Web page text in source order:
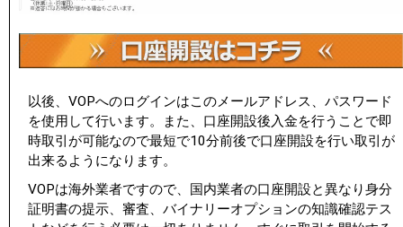
以後、VOPへのログインはこのメールアドレス、パスワード
を使用して行います。また、口座開設後入金を行うことで即
時取引が可能なので最短で10分前後で口座開設を行い取引が
出来るようになります。
VOPは海外業者ですので、国内業者の口座開設と異なり身分
証明書の提示、審査、バイナリーオプションの知識確認テス